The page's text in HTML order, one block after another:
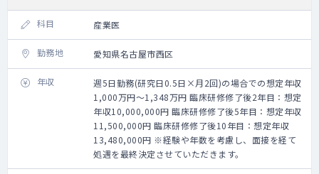
科目 産業医
勤務地 愛知県名古屋市西区
年収
週5日勤務(研究日0.5日×月2回)の場合での想定年収
1,000万円～1,348万円 臨床研修修了後2年目：想定
年収10,000,000円 臨床研修修了後5年目：想定年収
11,500,000円 臨床研修修了後10年目：想定年収
13,480,000円 ※経験や年数を考慮し、面接を経て
処遇を最終決定させていただきます。